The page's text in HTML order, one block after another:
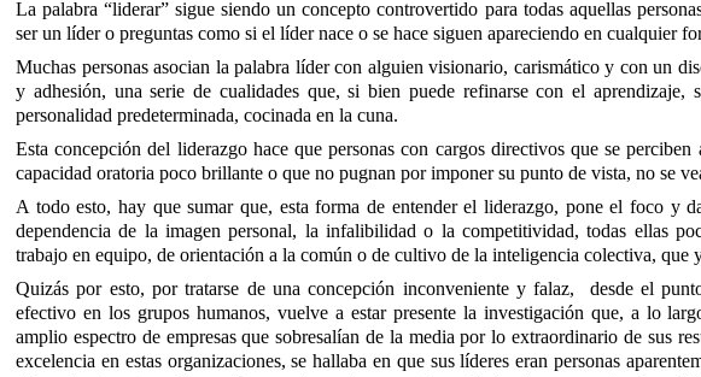
La palabra “liderar” sigue siendo un concepto controvertido para todas aquellas
ser un líder o preguntas como si el líder nace o se hace siguen apareciendo en cualquier
Muchas personas asocian la palabra líder con alguien visionario, carismático y con un
y adhesión, una serie de cualidades que, si bien puede refinarse con el aprendizaje,
personalidad predeterminada, cocinada en la cuna.
Esta concepción del liderazgo hace que personas con cargos directivos que se
capacidad oratoria poco brillante o que no pugnan por imponer su punto de vista, no se
A todo esto, hay que sumar que, esta forma de entender el liderazgo, pone el foco y
dependencia de la imagen personal, la infalibilidad o la competitividad, todas ellas
trabajo en equipo, de orientación a la común o de cultivo de la inteligencia colectiva, que
Quizás por esto, por tratarse de una concepción inconveniente y falaz, desde el
efectivo en los grupos humanos, vuelve a estar presente la investigación que, a lo
amplio espectro de empresas que sobresalían de la media por lo extraordinario de sus
excelencia en estas organizaciones, se hallaba en que sus líderes eran personas